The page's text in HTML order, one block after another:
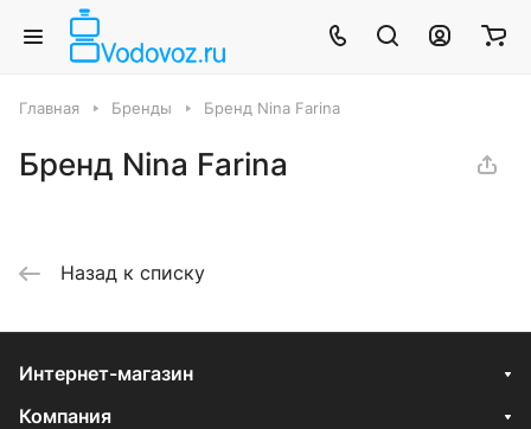
Главная Бренды Бренд Nina Farina
Бренд Nina Farina
Назад к списку
Интернет-магазин
Компания